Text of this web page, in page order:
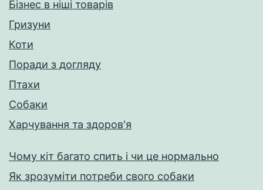
Бізнес в ніші товарів
Гризуни
Коти
Поради з догляду
Птахи
Собаки
Харчування та здоров'я
Чому кіт багато спить і чи це нормально
Як зрозуміти потреби свого собаки